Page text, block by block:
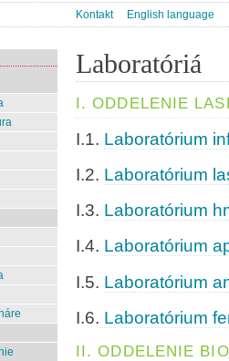
Kontakt English language
Laboratóriá
I. ODDELENIE
I.1. Laboratórium
I.2. Laboratórium
I.3. Laboratórium
I.4. Laboratórium
I.5. Laboratórium
I.6. Laboratórium
II. ODDELENIE